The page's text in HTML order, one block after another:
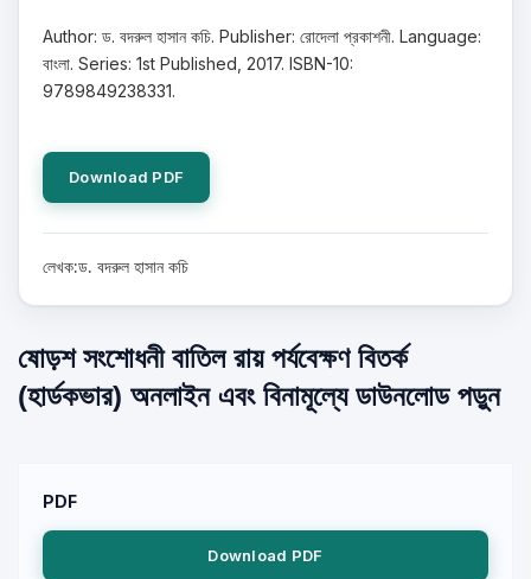
Author: ড. বদরুল হাসান কচি. Publisher: রোদেলা প্রকাশনী. Language:
বাংলা. Series: 1st Published, 2017. ISBN-10:
9789849238331.
Download PDF
লেখক:ড. বদরুল হাসান কচি
ষোড়শ সংশোধনী বাতিল রায় পর্যবেক্ষণ বিতর্ক
(হার্ডকভার) অনলাইন এবং বিনামূল্যে ডাউনলোড পড়ুন
PDF
Download PDF